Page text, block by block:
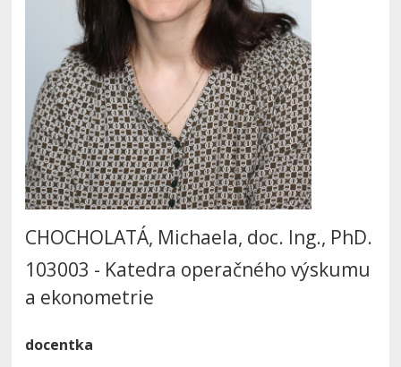
CHOCHOLATÁ, Michaela, doc. Ing., PhD.
103003 - Katedra operačného výskumu
a ekonometrie
docentka